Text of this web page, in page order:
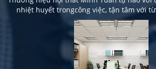
nhiệt huyết trongcông việc, tận tâm với